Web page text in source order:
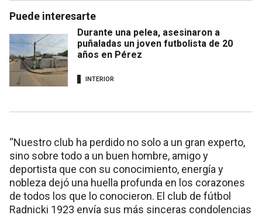
Puede interesarte
Durante una pelea, asesinaron a
puñaladas un joven futbolista de 20
años en Pérez
INTERIOR
“Nuestro club ha perdido no solo a un gran experto,
sino sobre todo a un buen hombre, amigo y
deportista que con su conocimiento, energía y
nobleza dejó una huella profunda en los corazones
de todos los que lo conocieron. El club de fútbol
Radnicki 1923 envía sus más sinceras condolencias